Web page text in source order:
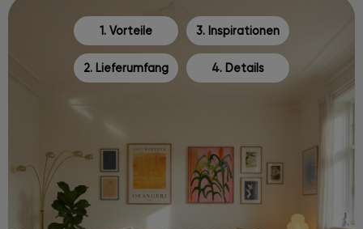
1. Vorteile 3. Inspirationen
2. Lieferumfang 4. Details